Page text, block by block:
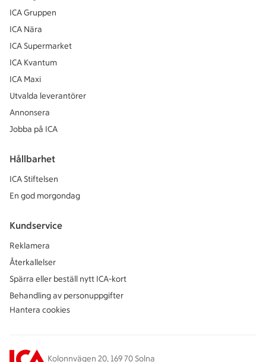
ICA Gruppen
ICA Nära
ICA Supermarket
ICA Kvantum
ICA Maxi
Utvalda leverantörer
Annonsera
Jobba på ICA
Hållbarhet
ICA Stiftelsen
En god morgondag
Kundservice
Reklamera
Återkallelser
Spärra eller beställ nytt ICA-kort
Behandling av personuppgifter
Hantera cookies
Kolonnvägen 20, 169 70 Solna